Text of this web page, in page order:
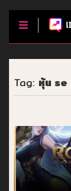
Tag: หุ้น se